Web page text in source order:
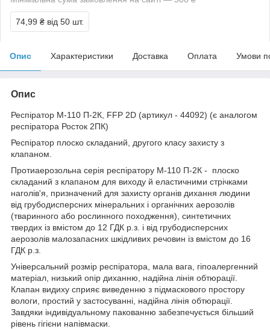
74,99 ₴ від 50 шт.
Опис Характеристики Доставка Оплата Умови
Опис
Респіратор М-110 П-2К, FFP 2D (артикул - 44092) (є аналогом
респіратора Росток 2ПК)
Респіратор плоско складаний, другого класу захисту з
клапаном.
Протиаерозольна серія респіратору М-110 П-2К - плоско
складаний з клапаном для виходу й еластичними стрічками
наголів'я, призначений для захисту органів дихання людини
від грубодисперсних мінеральних і органічних аерозолів
(тваринного або рослинного походження), синтетичних
твердих із вмістом до 12 ГДК р.з. і від грубодисперсних
аерозолів малозапасних шкідливих речовин із вмістом до 16
ГДК р.з.
Універсальний розмір респіратора, мала вага, гіпоалергенний
матеріал, низький опір диханню, надійна лінія обтюрації.
Клапан видиху сприяє виведенню з підмаскового простору
вологи, простий у застосуванні, надійна лінія обтюрації.
Завдяки індивідуальному пакованню забезпечується більший
рівень гігієни напівмаски.